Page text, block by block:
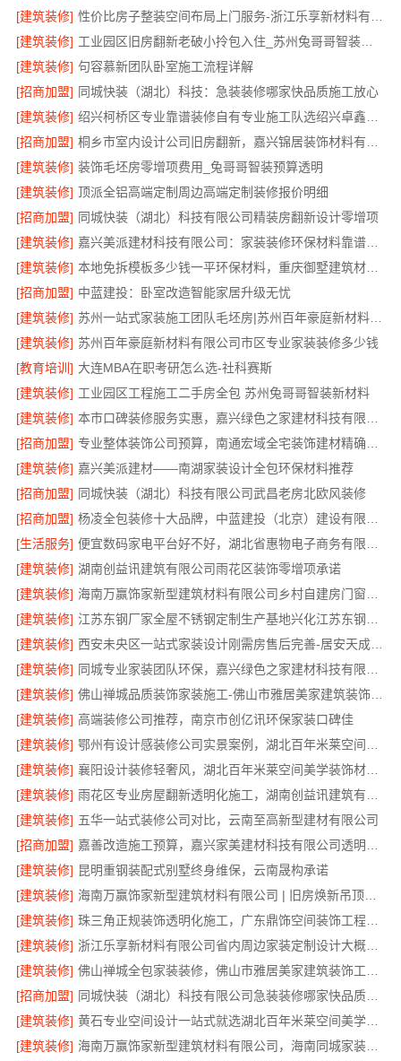
[建筑装修]
[建筑装修]
工业园区旧房翻新老破小拎包入住_苏州兔哥哥智装新材料有限公司全包服务
[建筑装修] 句容慕新团队卧室施工流程详解
[招商加盟] 同城快装（湖北）科技：急装装修哪家快品质施工放心
[建筑装修]
[招商加盟]
[建筑装修] 装饰毛坯房零增项费用_兔哥哥智装预算透明
[建筑装修] 顶派全铝高端定制周边高端定制装修报价明细
[招商加盟] 同城快装（湖北）科技有限公司精装房翻新设计零增项
[建筑装修]
嘉兴美派建材科技有限公司：家装装修环保材料靠谱商家
[建筑装修]
本地免拆模板多少钱一平环保材料，重庆御墅建筑材料有限公司
[招商加盟] 中蓝建投：卧室改造智能家居升级无忧
[建筑装修]
苏州一站式家装施工团队毛坯房|苏州百年豪庭新材料有限公司
[建筑装修] 苏州百年豪庭新材料有限公司市区专业家装装修多少钱
[教育培训] 大连MBA在职考研怎么选-社科赛斯
[建筑装修] 工业园区工程施工二手房全包 苏州兔哥哥智装新材料
[建筑装修]
[招商加盟]
[建筑装修] 嘉兴美派建材——南湖家装设计全包环保材料推荐
[招商加盟] 同城快装（湖北）科技有限公司武昌老房北欧风装修
[招商加盟]
[生活服务]
[建筑装修] 湖南创益讯建筑有限公司雨花区装饰零增项承诺
[建筑装修]
[建筑装修]
[建筑装修]
西安未央区一站式家装设计刚需房售后完善-居安天成建筑工程有限责任公司
[建筑装修]
[建筑装修]
佛山禅城品质装饰家装施工-佛山市雅居美家建筑装饰工程有限公司
[建筑装修] 高端装修公司推荐，南京市创亿讯环保家装口碑佳
[建筑装修]
[建筑装修]
襄阳设计装修轻奢风，湖北百年米莱空间美学装饰材料有限公司打造理想居所
[建筑装修]
[建筑装修] 五华一站式装修公司对比，云南至高新型建材有限公司
[招商加盟]
[建筑装修] 昆明重钢装配式别墅终身维保，云南晟构承诺
[建筑装修]
海南万赢饰家新型建筑材料有限公司 | 旧房焕新吊顶造型
[建筑装修]
珠三角正规装饰透明化施工，广东鼎饰空间装饰工程有限公司
[建筑装修]
浙江乐享新材料有限公司省内周边家装定制设计大概报价
[建筑装修]
[招商加盟]
同城快装（湖北）科技有限公司急装装修哪家快品质施工
[建筑装修]
黄石专业空间设计一站式就选湖北百年米莱空间美学装饰材料有限公司
[建筑装修]
海南万赢饰家新型建筑材料有限公司，海南同城家装免费勘测享服务